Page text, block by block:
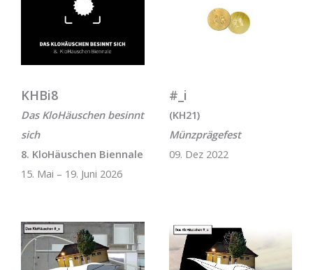
KHBi8
Das KloHäuschen besinnt
sich
8. KloHäuschen Biennale
15. Mai – 19. Juni 2026
#_i
(KH21)
Münzprägefest
09. Dez 2022